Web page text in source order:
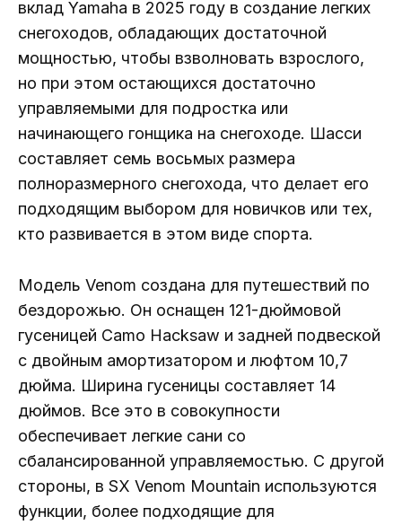
вклад Yamaha в 2025 году в создание легких
снегоходов, обладающих достаточной
мощностью, чтобы взволновать взрослого,
но при этом остающихся достаточно
управляемыми для подростка или
начинающего гонщика на снегоходе. Шасси
составляет семь восьмых размера
полноразмерного снегохода, что делает его
подходящим выбором для новичков или тех,
кто развивается в этом виде спорта.
Модель Venom создана для путешествий по
бездорожью. Он оснащен 121-дюймовой
гусеницей Camo Hacksaw и задней подвеской
с двойным амортизатором и люфтом 10,7
дюйма. Ширина гусеницы составляет 14
дюймов. Все это в совокупности
обеспечивает легкие сани со
сбалансированной управляемостью. С другой
стороны, в SX Venom Mountain используются
функции, более подходящие для